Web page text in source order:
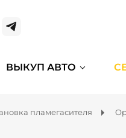
ВЫКУП АВТО
пламегасителя